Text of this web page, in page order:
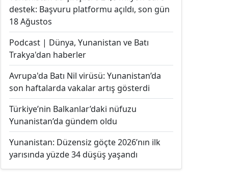
destek: Başvuru platformu açıldı, son gün
18 Ağustos
Podcast | Dünya, Yunanistan ve Batı
Trakya'dan haberler
Avrupa'da Batı Nil virüsü: Yunanistan’da
son haftalarda vakalar artış gösterdi
Türkiye’nin Balkanlar’daki nüfuzu
Yunanistan’da gündem oldu
Yunanistan: Düzensiz göçte 2026’nın ilk
yarısında yüzde 34 düşüş yaşandı